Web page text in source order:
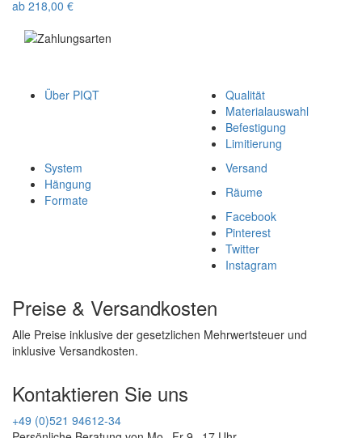
ab 218,00 €
Über PIQT
Qualität
Materialauswahl
Befestigung
Limitierung
System
Hängung
Formate
Versand
Räume
Facebook
Pinterest
Twitter
Instagram
Preise & Versandkosten
Alle Preise inklusive der gesetzlichen Mehrwertsteuer und
inklusive Versandkosten.
Kontaktieren Sie uns
+49 (0)521 94612-34